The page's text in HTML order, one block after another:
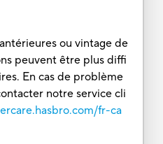
ou vintage de
peuvent être plus diffi
En cas de problème
notre service cli
fr-ca